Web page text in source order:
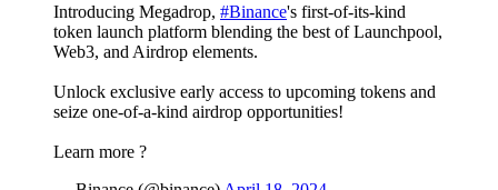
Introducing Megadrop, #Binance's first-of-its-kind
token launch platform blending the best of Launchpool,
Web3, and Airdrop elements.
Unlock exclusive early access to upcoming tokens and
seize one-of-a-kind airdrop opportunities!
Learn more ?